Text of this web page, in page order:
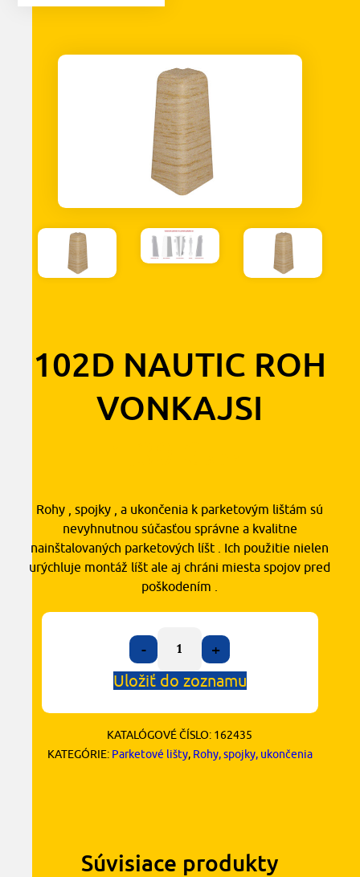
102D NAUTIC ROH
VONKAJSI
Rohy , spojky , a ukončenia k parketovým lištám sú
nevyhnutnou súčasťou správne a kvalitne
nainštalovaných parketových líšt . Ich použitie nielen
urýchluje montáž líšt ale aj chráni miesta spojov pred
poškodením .
-
+
Uložiť do zoznamu
KATALÓGOVÉ ČÍSLO: 162435
KATEGÓRIE: Parketové lišty, Rohy, spojky, ukončenia
Súvisiace produkty